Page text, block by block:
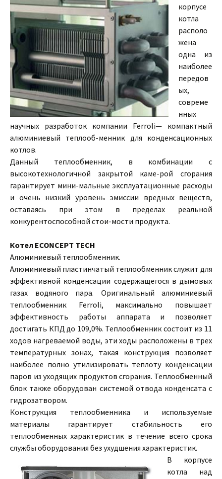
корпусе
котла
располо
жена
одна из
наиболее
передов
ых,
совреме
нных
научных разработок компании Ferroli— компактный
алюминиевый теплооб-менник для конденсационных
котлов.
Данный теплообменник, в комбинации с
высокотехнологичной закрытой каме-рой сгорания
гарантирует мини-мальные эксплуатационные расходы
и очень низкий уровень эмиссии вредных веществ,
оставаясь при этом в пределах реальной
конкурентоспособной стои-мости продукта.
Котел ECONCEPT TECH
Алюминиевый теплообменник.
Алюминиевый пластинчатый теплообменник служит для
эффективной конденсации содержащегося в дымовых
газах водяного пара. Оригинальный алюминиевый
теплообменник Ferroli, максимально повышает
эффективность работы аппарата и позволяет
достигать КПД до 109,0%. Теплообменник состоит из 11
ходов нагреваемой воды, эти ходы расположены в трех
температурных зонах, такая конструкция позволяет
наиболее полно утилизировать теплоту конденсации
паров из уходящих продуктов сгорания. Теплообменный
блок также оборудован системой отвода конденсата с
гидрозатвором.
Конструкция теплообменника и используемые
материалы гарантирует стабильность его
теплообменных характеристик в течение всего срока
службы оборудования без ухудшения характеристик.
В корпусе
котла над